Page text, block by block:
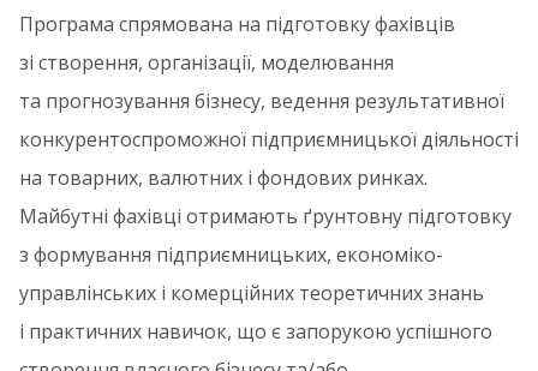
Програма спрямована на підготовку фахівців
зі створення, організації, моделювання
та прогнозування бізнесу, ведення результативної
конкурентоспроможної підприємницької діяльності
на товарних, валютних і фондових ринках.
Майбутні фахівці отримають ґрунтовну підготовку
з формування підприємницьких, економіко-
управлінських і комерційних теоретичних знань
і практичних навичок, що є запорукою успішного